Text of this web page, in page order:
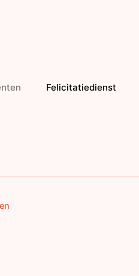
Felicitatiedienst